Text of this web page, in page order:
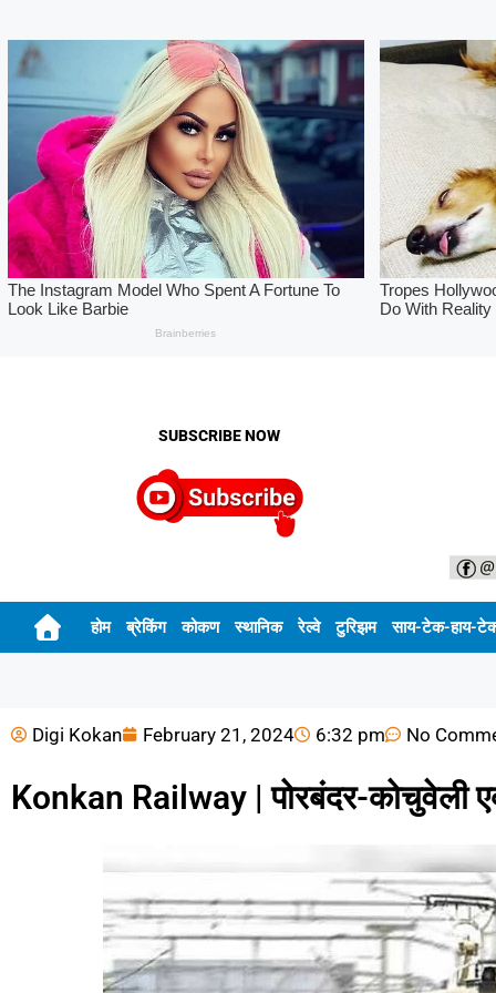
SUBSCRIBE NOW
होम ब्रेकिंग कोकण स्थानिक रेल्वे टुरिझम साय-टेक-हाय-
Digi Kokan February 21, 2024 6:32 pm No
Konkan Railway | पोरबंदर-कोचुवेली